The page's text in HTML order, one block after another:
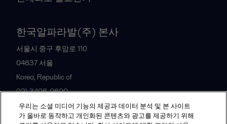
한국알파라발(주) 본사
서울시 중구 후암로 110
04637 서울
Korea, Republic of
02) 3406-0600
우리는 소셜 미디어 기능의 제공과 데이터 분석 및 본 사이트
가 올바로 동작하고 개인화된 콘텐츠와 광고를 제공하기 위해